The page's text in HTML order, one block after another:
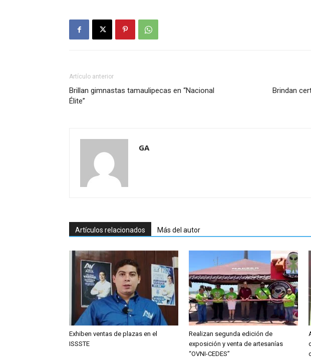
Artículo anterior
Brillan gimnastas tamaulipecas en “Nacional
Élite”
Brindan
GA
Artículos relacionados Más del autor
Exhiben ventas de plazas en el
ISSSTE
Realizan segunda edición de
exposición y venta de artesanías
“OVNI-CEDES”